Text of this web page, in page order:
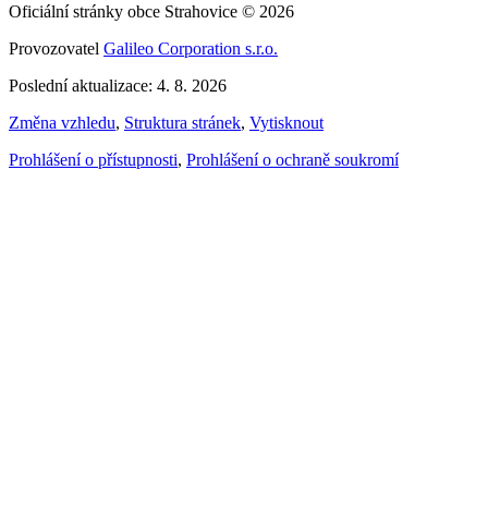
Oficiální stránky obce Strahovice © 2026
Provozovatel Galileo Corporation s.r.o.
Poslední aktualizace: 4. 8. 2026
Změna vzhledu, Struktura stránek, Vytisknout
Prohlášení o přístupnosti, Prohlášení o ochraně soukromí